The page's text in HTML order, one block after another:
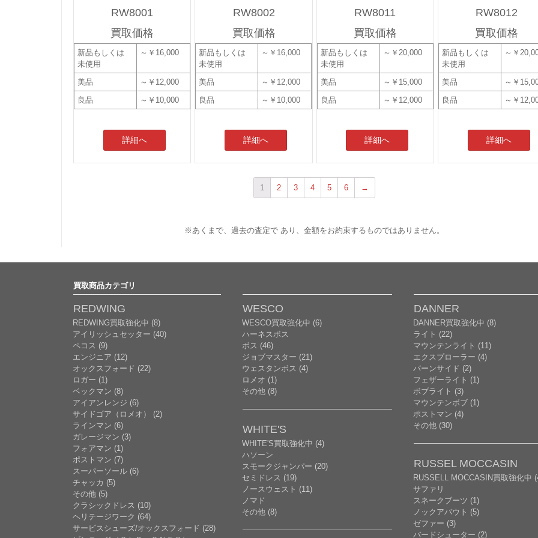
RW8001
買取価格
新品もしくは
未使用
～￥16,000
美品
～￥12,000
良品
～￥10,000
詳細へ
RW8002
買取価格
新品もしくは
未使用
～￥16,000
美品
～￥12,000
良品
～￥10,000
詳細へ
RW8011
買取価格
新品もしくは
未使用
～￥20,000
美品
～￥15,000
良品
～￥12,000
詳細へ
RW8012
買取価格
新品もしくは
未使用
～￥
美品
～￥
良品
～￥
詳細へ
1 2 3 4 5 6 →
※あくまで、過去の査定で あり、金額をお約束するものではありません。
買取商品カテゴリ
REDWING
REDWING買取強化中 (8)
アイリッシュセッター (40)
ペコス (9)
エンジニア (12)
オックスフォード (22)
ロガー (1)
ベックマン (8)
アイアンレンジ (6)
サイドゴア（ロメオ） (2)
ラインマン (6)
ガレージマン (3)
フォアマン (1)
ポストマン (7)
スーパーソール (6)
チャッカ (5)
その他 (5)
クラシックドレス (10)
ヘリテージワーク (64)
サービスシューズ/オックスフォード (28)
WESCO
WESCO買取強化中 (6)
ハーネスボス
ボス (46)
ジョブマスター (21)
ウェスタンボス (4)
ロメオ (1)
その他 (8)
WHITE'S
WHITE'S買取強化中 (4)
ハソーン
スモークジャンパー (20)
セミドレス (19)
ノースウェスト (11)
ノマド
その他 (8)
DANNER
DANNER買取強化中 (8)
ライト (22)
マウンテンライト (11)
エクスプローラー (4)
バーンサイド (2)
フェザーライト (1)
ボブライト (3)
マウンテンボブ (1)
ポストマン (4)
その他 (30)
RUSSEL MOCCASIN
RUSSELL MOCCASIN買取強化中
サファリ
スネークブーツ (1)
ノックアバウト (5)
ゼファー (3)
バードシューター (2)